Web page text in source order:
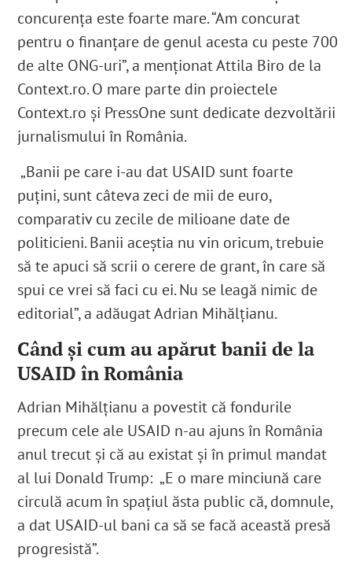
concurența este foarte mare. “Am concurat
pentru o finanțare de genul acesta cu peste 700
de alte ONG-uri”, a menționat Attila Biro de la
Context.ro. O mare parte din proiectele
Context.ro și PressOne sunt dedicate dezvoltării
jurnalismului în România.
„Banii pe care i-au dat USAID sunt foarte
puțini, sunt câteva zeci de mii de euro,
comparativ cu zecile de milioane date de
politicieni. Banii aceștia nu vin oricum, trebuie
să te apuci să scrii o cerere de grant, în care să
spui ce vrei să faci cu ei. Nu se leagă nimic de
editorial”, a adăugat Adrian Mihălțianu.
Când și cum au apărut banii de la
USAID în România
Adrian Mihălțianu a povestit că fondurile
precum cele ale USAID n-au ajuns în România
anul trecut și că au existat și în primul mandat
al lui Donald Trump: „E o mare minciună care
circulă acum în spațiul ăsta public că, domnule,
a dat USAID-ul bani ca să se facă această presă
progresistă”.